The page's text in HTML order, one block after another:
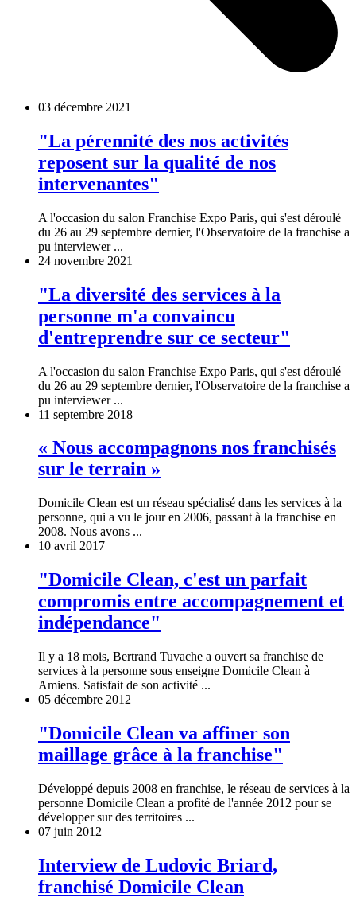
03 décembre 2021
"La pérennité des nos activités
reposent sur la qualité de nos
intervenantes"
A l'occasion du salon Franchise Expo Paris, qui s'est déroulé
du 26 au 29 septembre dernier, l'Observatoire de la franchise a
pu interviewer ...
24 novembre 2021
"La diversité des services à la
personne m'a convaincu
d'entreprendre sur ce secteur"
A l'occasion du salon Franchise Expo Paris, qui s'est déroulé
du 26 au 29 septembre dernier, l'Observatoire de la franchise a
pu interviewer ...
11 septembre 2018
« Nous accompagnons nos franchisés
sur le terrain »
Domicile Clean est un réseau spécialisé dans les services à la
personne, qui a vu le jour en 2006, passant à la franchise en
2008. Nous avons ...
10 avril 2017
"Domicile Clean, c'est un parfait
compromis entre accompagnement et
indépendance"
Il y a 18 mois, Bertrand Tuvache a ouvert sa franchise de
services à la personne sous enseigne Domicile Clean à
Amiens. Satisfait de son activité ...
05 décembre 2012
"Domicile Clean va affiner son
maillage grâce à la franchise"
Développé depuis 2008 en franchise, le réseau de services à la
personne Domicile Clean a profité de l'année 2012 pour se
développer sur des territoires ...
07 juin 2012
Interview de Ludovic Briard,
franchisé Domicile Clean